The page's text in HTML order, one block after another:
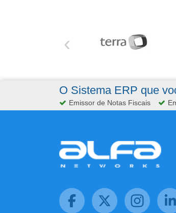
‹
O Sistema ERP que
Emissor de Notas Fiscais